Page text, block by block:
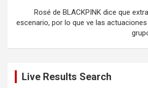
Rosé de BLACKPINK dice que
escenario, por lo que ve las
Live Results Search